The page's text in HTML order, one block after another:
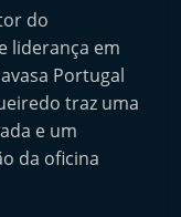
do
liderança em
Portugal
traz uma
e um
da oficina